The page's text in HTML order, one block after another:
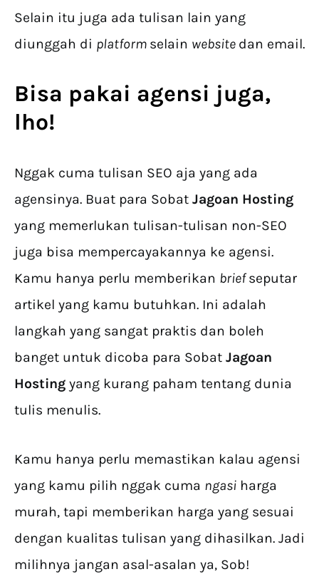
Selain itu juga ada tulisan lain yang
diunggah di platform selain website dan email.
Bisa pakai agensi juga,
lho!
Nggak cuma tulisan SEO aja yang ada
agensinya. Buat para Sobat Jagoan Hosting
yang memerlukan tulisan-tulisan non-SEO
juga bisa mempercayakannya ke agensi.
Kamu hanya perlu memberikan briefseputar
artikel yang kamu butuhkan. Ini adalah
langkah yang sangat praktis dan boleh
banget untuk dicoba para Sobat Jagoan
Hosting yang kurang paham tentang dunia
tulis menulis.
Kamu hanya perlu memastikan kalau agensi
yang kamu pilih nggak cuma ngasi harga
murah, tapi memberikan harga yang sesuai
dengan kualitas tulisan yang dihasilkan. Jadi
milihnya jangan asal-asalan ya, Sob!